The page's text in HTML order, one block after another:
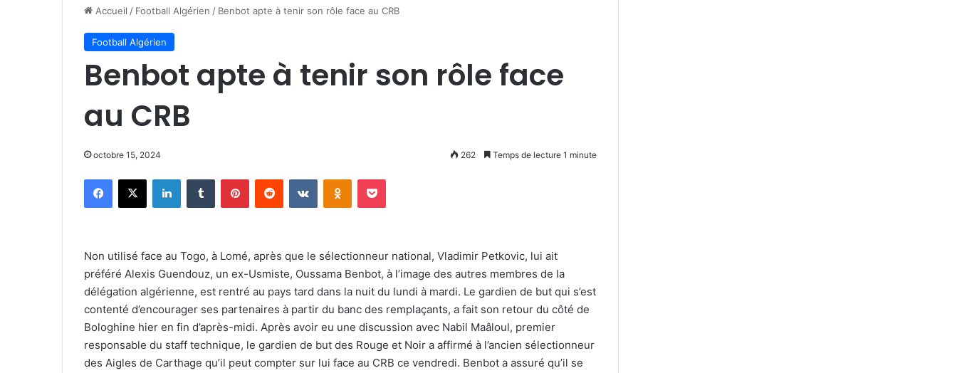
Accueil / Football Algérien / Benbot apte à tenir son rôle face au CRB
Football Algérien
Benbot apte à tenir son rôle face
au CRB
octobre 15, 2024 262 Temps de lecture 1 minute
Facebook
X LinkedinTumblr PinterestReddit VKontakteOdnoklassniki
Pocket
Non utilisé face au Togo, à Lomé, après que le sélectionneur national, Vladimir Petkovic, lui ait
préféré Alexis Guendouz, un ex-Usmiste, Oussama Benbot, à l’image des autres membres de la
délégation algérienne, est rentré au pays tard dans la nuit du lundi à mardi. Le gardien de but qui s’est
contenté d’encourager ses partenaires à partir du banc des remplaçants, a fait son retour du côté de
Bologhine hier en fin d’après-midi. Après avoir eu une discussion avec Nabil Maâloul, premier
responsable du staff technique, le gardien de but des Rouge et Noir a affirmé à l’ancien sélectionneur
des Aigles de Carthage qu’il peut compter sur lui face au CRB ce vendredi. Benbot a assuré qu’il se